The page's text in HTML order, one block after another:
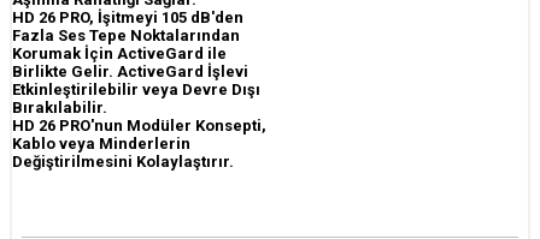
HD 26 PRO, İşitmeyi 105 dB'den
Fazla Ses Tepe Noktalarından
Korumak İçin ActiveGard ile
Birlikte Gelir. ActiveGard İşlevi
Etkinleştirilebilir veya Devre Dışı
Bırakılabilir.
HD 26 PRO'nun Modüler Konsepti,
Kablo veya Minderlerin
Değiştirilmesini Kolaylaştırır.